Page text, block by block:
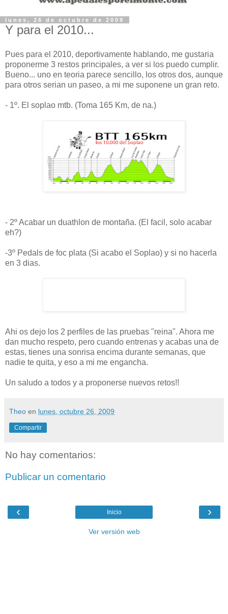
lunes, 26 de octubre de 2009
Y para el 2010...
Pues para el 2010, deportivamente hablando, me gustaria
proponerme 3 restos principales, a ver si los puedo cumplir.
Bueno... uno en teoria parece sencillo, los otros dos, aunque
para otros serian un paseo, a mi me suponene un gran reto.
- 1º. El soplao mtb. (Toma 165 Km, de na.)
- 2º Acabar un duathlon de montaña. (El facil, solo acabar
eh?)
-3º Pedals de foc plata (Si acabo el Soplao) y si no hacerla
en 3 dias.
Ahi os dejo los 2 perfiles de las pruebas "reina". Ahora me
dan mucho respeto, pero cuando entrenas y acabas una de
estas, tienes una sonrisa encima durante semanas, que
nadie te quita, y eso a mi me engancha.
Un saludo a todos y a proponerse nuevos retos!!
Theo en lunes, octubre 26, 2009
Compartir
No hay comentarios:
Publicar un comentario
‹ ›
Inicio
Ver versión web